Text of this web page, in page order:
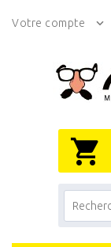
Votre compte